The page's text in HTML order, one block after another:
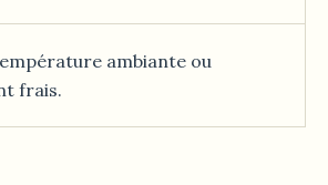
ambiante ou
frais.